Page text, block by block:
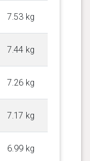
7.53 kg
7.44 kg
7.26 kg
7.17 kg
6.99 kg